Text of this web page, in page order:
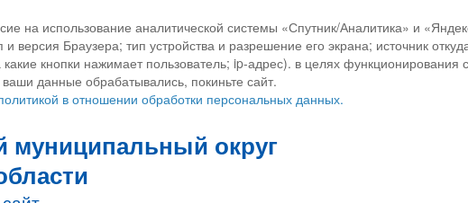
на использование аналитической системы «Спутник/Аналитика» и
Браузера; тип устройства и разрешение его экрана; источник
кнопки нажимает пользователь; ip-адрес). в целях функционирования
данные обрабатывались, покиньте сайт.
в отношении обработки персональных данных.